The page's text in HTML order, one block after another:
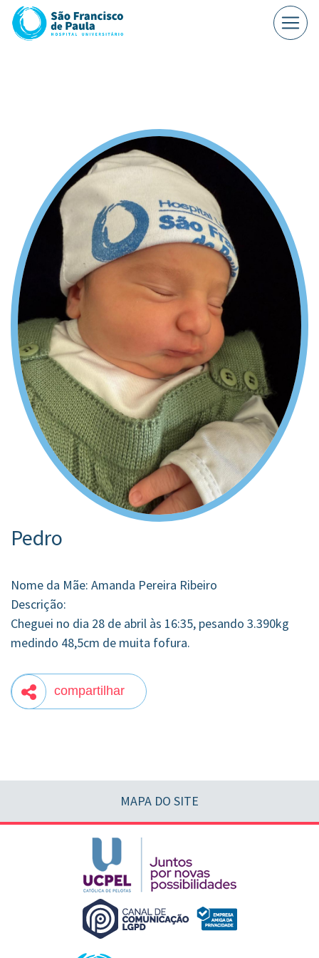
Pedro
Nome da Mãe: Amanda Pereira Ribeiro
Descrição:
Cheguei no dia 28 de abril às 16:35, pesando 3.390kg
medindo 48,5cm de muita fofura.
compartilhar
MAPA DO SITE